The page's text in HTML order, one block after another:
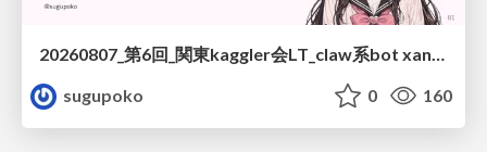
sugupoko
0 160